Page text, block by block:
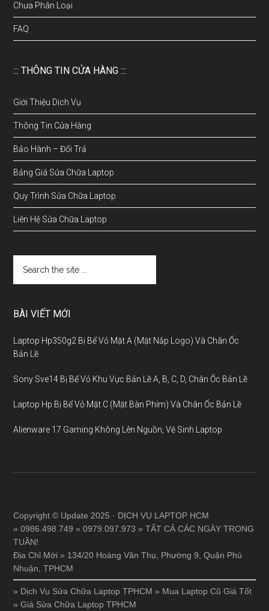
Chưa Phân Loại
FAQ
::: THÔNG TIN CỬA HÀNG :::
Giới Thiệu Dịch Vụ
Thông Tin Cửa Hàng
Bảo Hành – Đổi Trả
Bảng Giá Sửa Chữa Laptop
Quy Trình Sửa Chữa Laptop
Liên Hệ Sửa Chữa Laptop
BÀI VIẾT MỚI
Laptop Hp350g2 Bị Bể Vỏ Mặt A (Mặt Nắp Logo) Và Chân Ốc
Bản Lề
Sony Sve14 Bị Bể Vỏ Khu Vực Bản Lề A, B, C, D, Chân Ốc Bản Lề
Laptop Hp Bị Bể Vỏ Mặt C (Mặt Bàn Phím) Và Chân Ốc Bản Lề
Alienware 17 Gaming Không Lên Nguồn, Vệ Sinh Laptop
Copyright © Update 2025 · DỊCH VỤ LAPTOP HCM
» 0986.498.749 » 0979.097.973 » TẤT CẢ CÁC NGÀY TRONG
TUẦN!
Địa Chỉ Mới » 134/20 Hoàng Văn Thụ, Phường 9, Quận Phú
Nhuận, TPHCM
» Dịch Vụ Sửa Chữa Laptop TPHCM » Mua Laptop Cũ Giá Tốt
»Giá Sửa Chữa Laptop TPHCM